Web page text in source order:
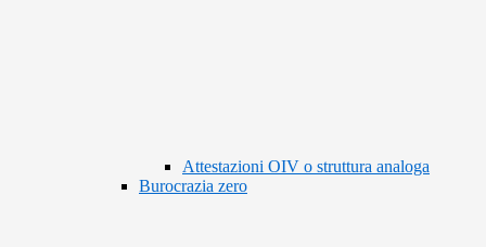
Attestazioni OIV o struttura analoga
Burocrazia zero